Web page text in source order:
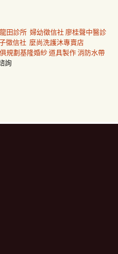
龍田診所 婦幼徵信社 廖桂聲中醫診
徵信社 麼尚洗護沐專賣店
規劃基隆婚紗道具製作消防水帶
詢